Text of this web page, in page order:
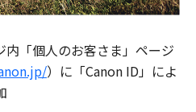
内「個人のお客さま」ページ
）に「Canon ID」によ